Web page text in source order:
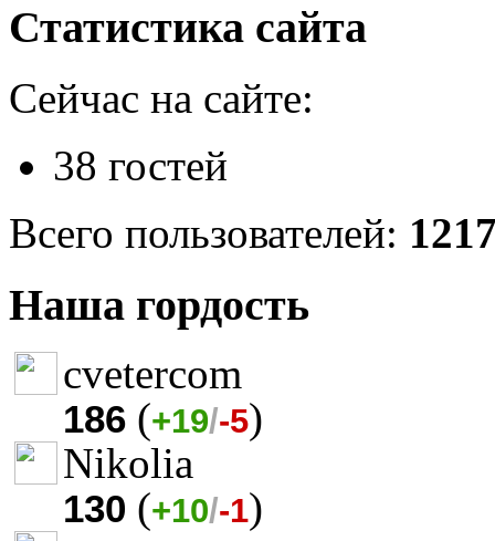
Статистика сайта
Сейчас на сайте:
38 гостей
Всего пользователей:
Наша гордость
cvetercom
186 (+19/-5)
Nikolia
130 (+10/-1)